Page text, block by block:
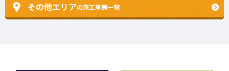
その他エリアの施工事例一覧